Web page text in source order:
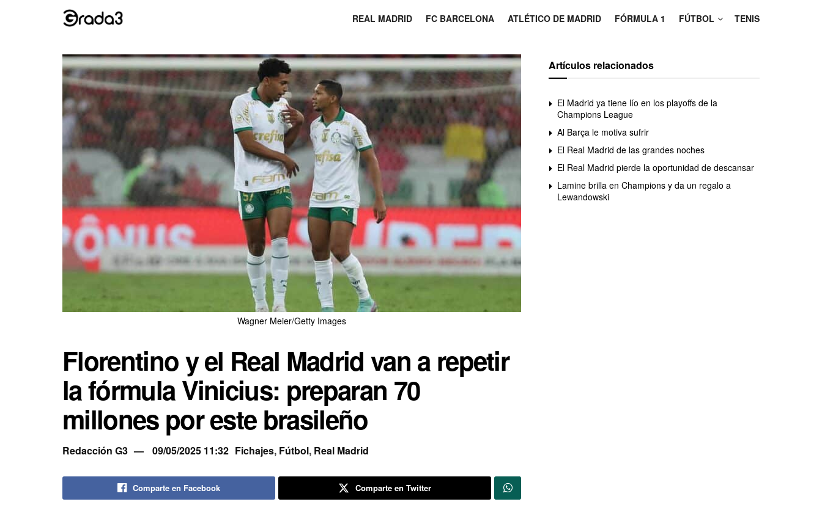
REAL MADRID FC BARCELONA ATLÉTICO DE MADRID FÓRMULA 1 FÚTBOL TENIS
Wagner Meier/Getty Images
Florentino y el Real Madrid van a repetir
la fórmula Vinicius: preparan 70
millones por este brasileño
Redacción G3 09/05/2025 11:32 Fichajes, Fútbol, Real Madrid
Comparte en Facebook Comparte en Twitter
Artículos relacionados
El Madrid ya tiene lío en los playoffs de la
Champions League
Al Barça le motiva sufrir
El Real Madrid de las grandes noches
El Real Madrid pierde la oportunidad de descansar
Lamine brilla en Champions y da un regalo a
Lewandowski